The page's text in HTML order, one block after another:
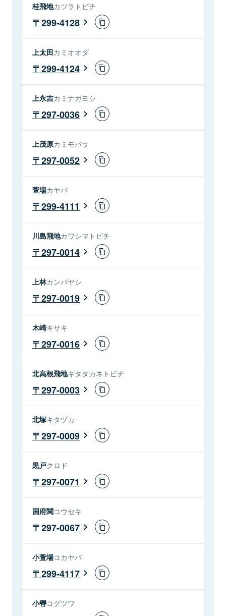
桂飛地カツラトビチ
299-4128
上太田カミオオダ
299-4124
上永吉カミナガヨシ
297-0036
上茂原カミモバラ
297-0052
萱場カヤバ
299-4111
川島飛地カワシマトビチ
297-0014
上林カンバヤシ
297-0019
木崎キサキ
297-0016
北高根飛地キタタカネトビチ
297-0003
北塚キタヅカ
297-0009
黒戸クロド
297-0071
国府関コウセキ
297-0067
小萱場コカヤバ
299-4117
小轡コグツワ